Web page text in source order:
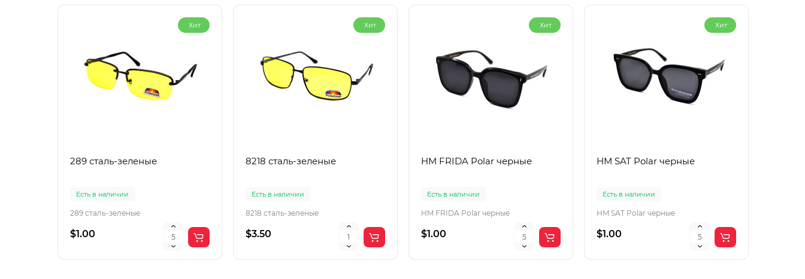
Хит
289 сталь-зеленые
Есть в наличии
289 сталь-зеленые
$1.00
Хит
8218 сталь-зеленые
Есть в наличии
8218 сталь-зеленые
$3.50
Хит
HM FRIDA Polar черные
Есть в наличии
HM FRIDA Polar черные
$1.00
Хит
HM SAT Polar черные
Есть в наличии
HM SAT Polar черные
$1.00